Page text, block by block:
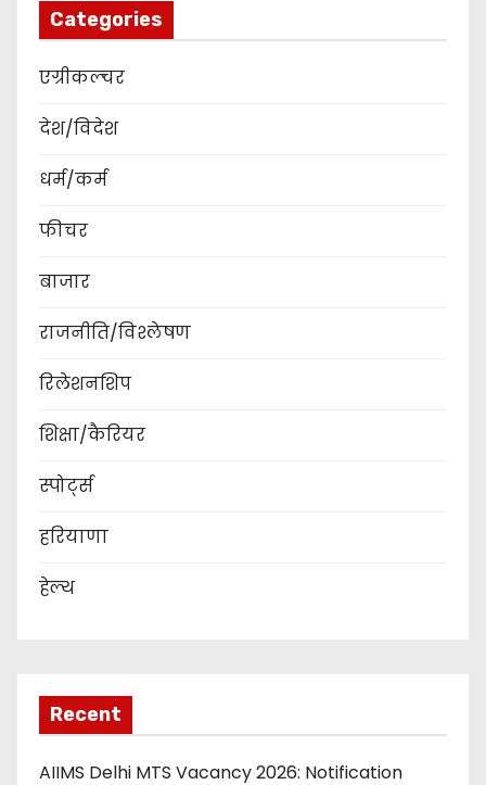
Categories
एग्रीकल्चर
देश/विदेश
धर्म/कर्म
फीचर
बाजार
राजनीति/विश्लेषण
रिलेशनशिप
शिक्षा/कैरियर
स्पोर्ट्स
हरियाणा
हेल्थ
Recent
AIIMS Delhi MTS Vacancy 2026: Notification